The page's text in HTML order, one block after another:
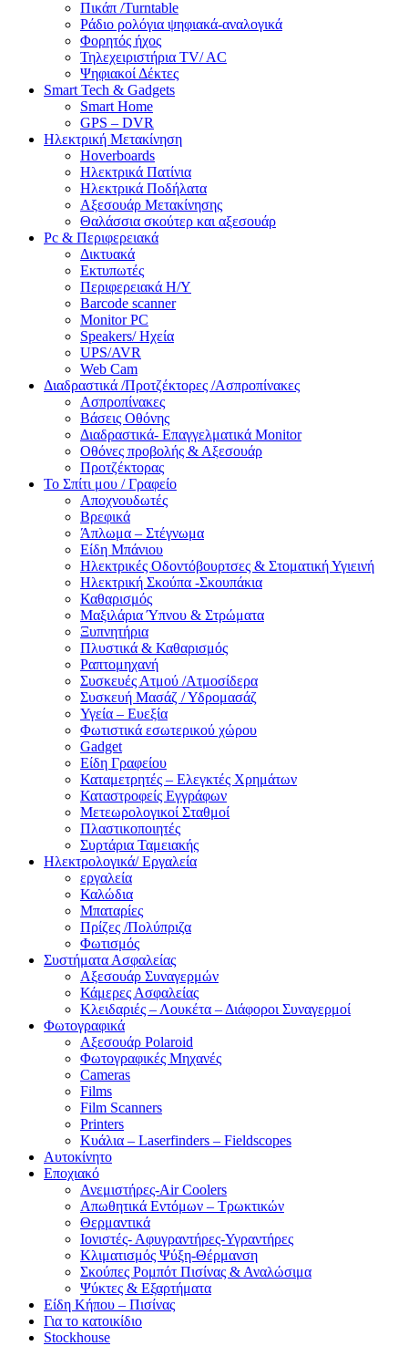
Πικάπ /Turntable
Ράδιο ρολόγια ψηφιακά-αναλογικά
Φορητός ήχος
Τηλεχειριστήρια TV/ AC
Ψηφιακοί Δέκτες
Smart Tech & Gadgets
Smart Home
GPS – DVR
Ηλεκτρική Μετακίνηση
Hoverboards
Ηλεκτρικά Πατίνια
Ηλεκτρικά Ποδήλατα
Αξεσουάρ Μετακίνησης
Θαλάσσια σκούτερ και αξεσουάρ
Pc & Περιφερειακά
Δικτυακά
Εκτυπωτές
Περιφερειακά Η/Υ
Barcode scanner
Monitor PC
Speakers/ Ηχεία
UPS/AVR
Web Cam
Διαδραστικά /Προτζέκτορες /Ασπροπίνακες
Ασπροπίνακες
Βάσεις Οθόνης
Διαδραστικά- Επαγγελματικά Monitor
Οθόνες προβολής & Αξεσουάρ
Προτζέκτορας
Το Σπίτι μου / Γραφείο
Αποχνουδωτές
Βρεφικά
Άπλωμα – Στέγνωμα
Είδη Μπάνιου
Ηλεκτρικές Οδοντόβουρτσες & Στοματική Υγιεινή
Ηλεκτρική Σκούπα -Σκουπάκια
Καθαρισμός
Μαξιλάρια Ύπνου & Στρώματα
Ξυπνητήρια
Πλυστικά & Καθαρισμός
Ραπτομηχανή
Συσκευές Ατμού /Ατμοσίδερα
Συσκευή Μασάζ / Υδρομασάζ
Υγεία – Ευεξία
Φωτιστικά εσωτερικού χώρου
Gadget
Είδη Γραφείου
Καταμετρητές – Ελεγκτές Χρημάτων
Καταστροφείς Εγγράφων
Μετεωρολογικοί Σταθμοί
Πλαστικοποιητές
Συρτάρια Ταμειακής
Ηλεκτρολογικά/ Εργαλεία
εργαλεία
Καλώδια
Μπαταρίες
Πρίζες /Πολύπριζα
Φωτισμός
Συστήματα Ασφαλείας
Αξεσουάρ Συναγερμών
Κάμερες Ασφαλείας
Κλειδαριές – Λουκέτα – Διάφοροι Συναγερμοί
Φωτογραφικά
Αξεσουάρ Polaroid
Φωτογραφικές Μηχανές
Cameras
Films
Film Scanners
Printers
Κυάλια – Laserfinders – Fieldscopes
Αυτοκίνητο
Εποχιακό
Ανεμιστήρες-Air Coolers
Απωθητικά Εντόμων – Τρωκτικών
Θερμαντικά
Ιονιστές- Αφυγραντήρες-Υγραντήρες
Κλιματισμός Ψύξη-Θέρμανση
Σκούπες Ρομπότ Πισίνας & Αναλώσιμα
Ψύκτες & Εξαρτήματα
Είδη Κήπου – Πισίνας
Για το κατοικίδιο
Stockhouse